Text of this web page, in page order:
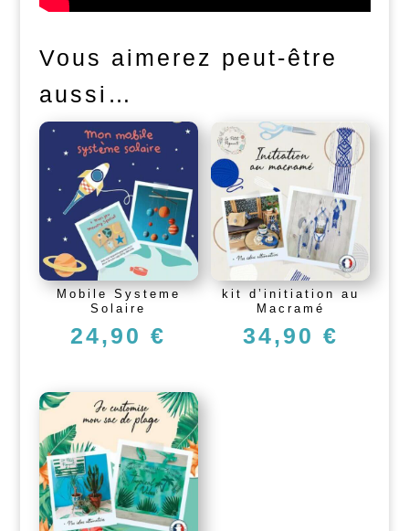
Vous aimerez peut-être
aussi…
Mobile Systeme
Solaire
24,90€
kit d’initiation au
Macramé
34,90 €